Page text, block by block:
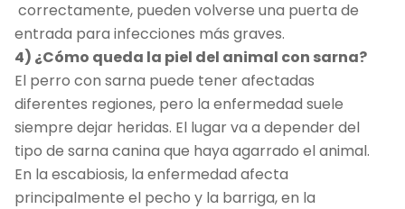
correctamente, pueden volverse una puerta de
entrada para infecciones más graves.
4) ¿Cómo queda la piel del animal con sarna?
El perro con sarna puede tener afectadas
diferentes regiones, pero la enfermedad suele
siempre dejar heridas. El lugar va a depender del
tipo de sarna canina que haya agarrado el animal.
En la escabiosis, la enfermedad afecta
principalmente el pecho y la barriga, en la